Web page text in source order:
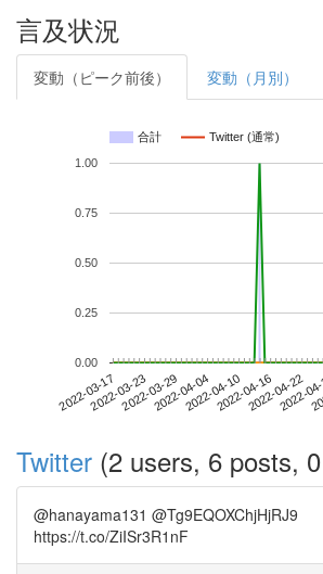
言及状況
変動（ピーク前後） 変動（月別）
合計 Twitter (通常)
2022-03-172022-03-232022-03-292022-04-042022-04-102022-04-162022-04-22
2022-
0.00
0.25
0.50
0.75
1.00
Twitter (2 users, 6 posts,
@hanayama131 @Tg9EQOXChjHjRJ9
https://t.co/ZiISr3R1nF